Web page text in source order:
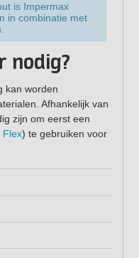
is Impermax
in combinatie met
nodig?
kan worden
Afhankelijk van
zijn om eerst een
Flex) te gebruiken voor